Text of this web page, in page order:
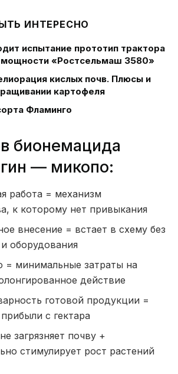
ИНТЕРЕСНО
испытание прототип трактора
мощности «Ростсельмаш 3580»
кислых почв. Плюсы и
картофеля
Фламинго
бионемацида
— микопо:
работа = механизм
к которому нет привыкания
внесение = встает в схему без
оборудования
= минимальные затраты на
действие
готовой продукции =
с гектара
загрязняет почву +
стимулирует рост растений